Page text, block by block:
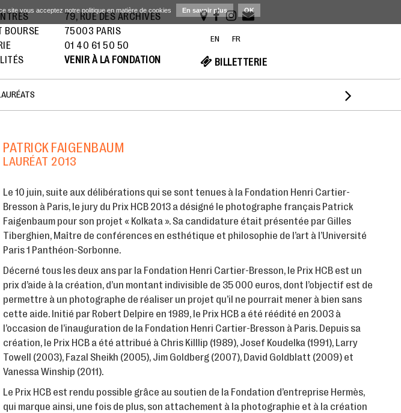
BOURSE
79, RUE DES ARCHIVES
75003 PARIS
01 40 61 50 50
VENIR À LA FONDATION
EN FR
BILLETTERIE

PATRICK FAIGENBAUM
LAURÉAT 2013
Le 10 juin, suite aux délibérations qui se sont tenues à la Fondation Henri Cartier-
Bresson à Paris, le jury du Prix HCB 2013 a désigné le photographe français Patrick
Faigenbaum pour son projet « Kolkata ». Sa candidature était présentée par Gilles
Tiberghien, Maître de conférences en esthétique et philosophie de l’art à l’Université
Paris 1 Panthéon-Sorbonne.
Décerné tous les deux ans par la Fondation Henri Cartier-Bresson, le Prix HCB est un
prix d’aide à la création, d’un montant indivisible de 35 000 euros, dont l’objectif est de
permettre à un photographe de réaliser un projet qu’il ne pourrait mener à bien sans
cette aide. Initié par Robert Delpire en 1989, le Prix HCB a été réédité en 2003 à
l’occasion de l’inauguration de la Fondation Henri Cartier-Bresson à Paris. Depuis sa
création, le Prix HCB a été attribué à Chris Killlip (1989), Josef Koudelka (1991), Larry
Towell (2003), Fazal Sheikh (2005), Jim Goldberg (2007), David Goldblatt (2009) et
Vanessa Winship (2011).
Le Prix HCB est rendu possible grâce au soutien de la Fondation d’entreprise Hermès,
qui marque ainsi, une fois de plus, son attachement à la photographie et à la création
site vous acceptez notre politique en matière de cookies En savoir plus OK